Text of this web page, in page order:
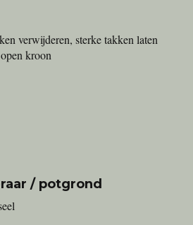
verwijderen, sterke takken laten
kroon
/ potgrond